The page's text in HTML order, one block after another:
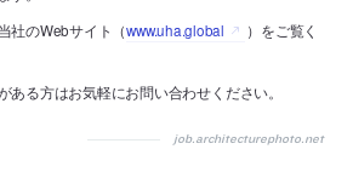
社のWebサイト（www.uha.global
）をご覧く
ある方はお気軽にお問い合わせください。
job.architecturephoto.net